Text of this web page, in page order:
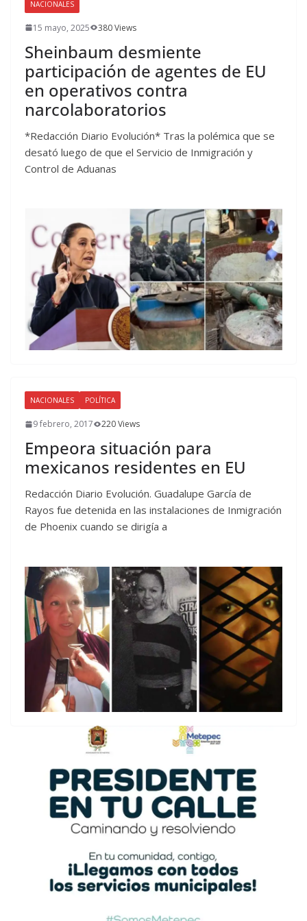
NACIONALES
15 mayo, 2025 380 Views
Sheinbaum desmiente
participación de agentes de EU
en operativos contra
narcolaboratorios
*Redacción Diario Evolución* Tras la polémica que se
desató luego de que el Servicio de Inmigración y
Control de Aduanas
NACIONALES POLÍTICA
9 febrero, 2017 220 Views
Empeora situación para
mexicanos residentes en EU
Redacción Diario Evolución. Guadalupe García de
Rayos fue detenida en las instalaciones de Inmigración
de Phoenix cuando se dirigía a